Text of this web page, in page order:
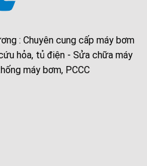
: Chuyên cung cấp máy bơm
hỏa, tủ điện - Sửa chữa máy
máy bơm, PCCC